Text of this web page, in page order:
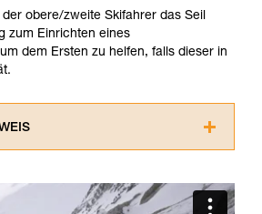
obere/zweite Skifahrer das Seil
zum Einrichten eines
dem Ersten zu helfen, falls dieser in
durch, bevor Sie diesen zu Rate